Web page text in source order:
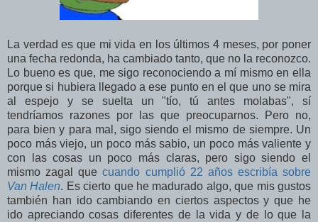
La verdad es que mi vida en los últimos 4 meses, por poner
una fecha redonda, ha cambiado tanto, que no la reconozco.
Lo bueno es que, me sigo reconociendo a mí mismo en ella
porque si hubiera llegado a ese punto en el que uno se mira
al espejo y se suelta un "tío, tú antes molabas", sí
tendríamos razones por las que preocuparnos. Pero no,
para bien y para mal, sigo siendo el mismo de siempre. Un
poco más viejo, un poco más sabio, un poco más valiente y
con las cosas un poco más claras, pero sigo siendo el
mismo zagal quecuando cumplió 22 años escribía sobre
Van Halen. Es cierto que he madurado algo, que mis gustos
también han ido cambiando en ciertos aspectos y que he
ido apreciando cosas diferentes de la vida y de lo que la